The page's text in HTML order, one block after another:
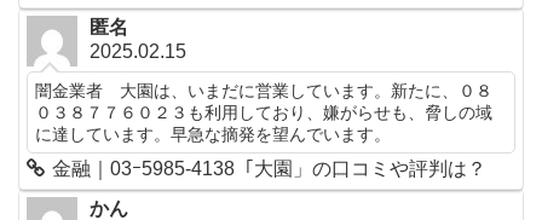
匿名
2025.02.15
闇金業者 大園は、いまだに営業しています。新たに、０８
０３８７７６０２３も利用しており、嫌がらせも、脅しの域
に達しています。早急な摘発を望んでいます。
金融｜03ｰ5985-4138「大園」の口コミや評判は？
かん